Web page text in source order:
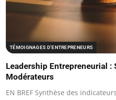
TÉMOIGNAGES D'ENTREPRENEURS
Leadership Entrepreneurial
Modérateurs
EN BREF Synthèse des